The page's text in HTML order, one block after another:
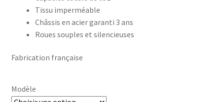
Tissu imperméable
Châssis en acier garanti 3 ans
Roues souples et silencieuses
Fabrication française
Modèle